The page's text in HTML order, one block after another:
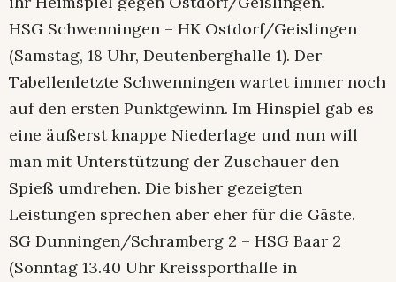
HSG Schwenningen – HK Ostdorf/Geislingen
(Samstag, 18 Uhr, Deutenberghalle 1). Der
Tabellenletzte Schwenningen wartet immer noch
auf den ersten Punktgewinn. Im Hinspiel gab es
eine äußerst knappe Niederlage und nun will
man mit Unterstützung der Zuschauer den
Spieß umdrehen. Die bisher gezeigten
Leistungen sprechen aber eher für die Gäste.
SG Dunningen/Schramberg 2 – HSG Baar 2
(Sonntag 13.40 Uhr Kreissporthalle in